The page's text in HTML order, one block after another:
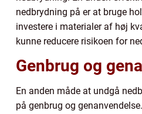
nedbrydning på er at bruge
investere i materialer af høj
kunne reducere risikoen for
Genbrug og
En anden måde at undgå
på genbrug og